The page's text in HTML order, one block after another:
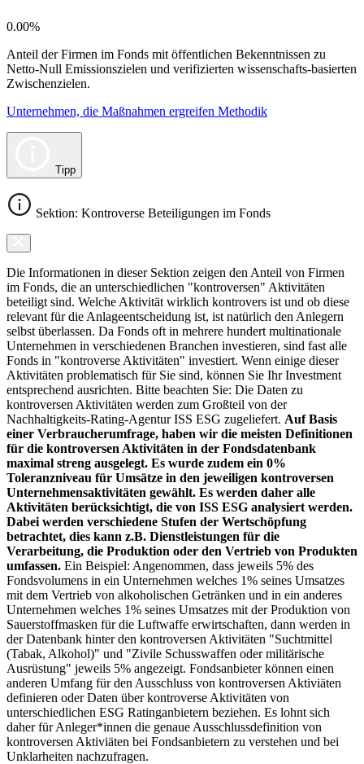
0.00%
Anteil der Firmen im Fonds mit öffentlichen Bekenntnissen zu
Netto-Null Emissionszielen und verifizierten wissenschafts-basierten
Zwischenzielen.
Unternehmen, die Maßnahmen ergreifen Methodik
Tipp
Sektion: Kontroverse Beteiligungen im Fonds
Die Informationen in dieser Sektion zeigen den Anteil von Firmen
im Fonds, die an unterschiedlichen "kontroversen" Aktivitäten
beteiligt sind. Welche Aktivität wirklich kontrovers ist und ob diese
relevant für die Anlageentscheidung ist, ist natürlich den Anlegern
selbst überlassen. Da Fonds oft in mehrere hundert multinationale
Unternehmen in verschiedenen Branchen investieren, sind fast alle
Fonds in "kontroverse Aktivitäten" investiert. Wenn einige dieser
Aktivitäten problematisch für Sie sind, können Sie Ihr Investment
entsprechend ausrichten. Bitte beachten Sie: Die Daten zu
kontroversen Aktivitäten werden zum Großteil von der
Nachhaltigkeits-Rating-Agentur ISS ESG zugeliefert. Auf Basis
einer Verbraucherumfrage, haben wir die meisten Definitionen
für die kontroversen Aktivitäten in der Fondsdatenbank
maximal streng ausgelegt. Es wurde zudem ein 0%
Toleranzniveau für Umsätze in den jeweiligen kontroversen
Unternehmensaktivitäten gewählt. Es werden daher alle
Aktivitäten berücksichtigt, die von ISS ESG analysiert werden.
Dabei werden verschiedene Stufen der Wertschöpfung
betrachtet, dies kann z.B. Dienstleistungen für die
Verarbeitung, die Produktion oder den Vertrieb von Produkten
umfassen. Ein Beispiel: Angenommen, dass jeweils 5% des
Fondsvolumens in ein Unternehmen welches 1% seines Umsatzes
mit dem Vertrieb von alkoholischen Getränken und in ein anderes
Unternehmen welches 1% seines Umsatzes mit der Produktion von
Sauerstoffmasken für die Luftwaffe erwirtschaften, dann werden in
der Datenbank hinter den kontroversen Aktivitäten "Suchtmittel
(Tabak, Alkohol)" und "Zivile Schusswaffen oder militärische
Ausrüstung" jeweils 5% angezeigt. Fondsanbieter können einen
anderen Umfang für den Ausschluss von kontroversen Aktiviäten
definieren oder Daten über kontroverse Aktivitäten von
unterschiedlichen ESG Ratinganbietern beziehen. Es lohnt sich
daher für Anleger*innen die genaue Ausschlussdefinition von
kontroversen Aktiviäten bei Fondsanbietern zu verstehen und bei
Unklarheiten nachzufragen.